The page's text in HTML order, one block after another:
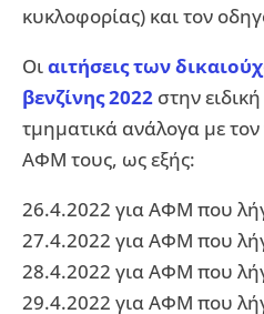
κυκλοφορίας) και τον
Οιαιτήσεις των
βενζίνης 2022 στην
τμηματικά ανάλογα με τον
ΑΦΜ τους, ως εξής:
26.4.2022 για ΑΦΜ που
27.4.2022 για ΑΦΜ που
28.4.2022 για ΑΦΜ που
29.4.2022 για ΑΦΜ που